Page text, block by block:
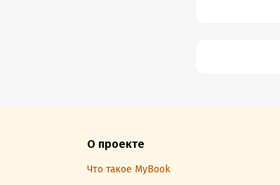
О проекте
Что такое MyBook